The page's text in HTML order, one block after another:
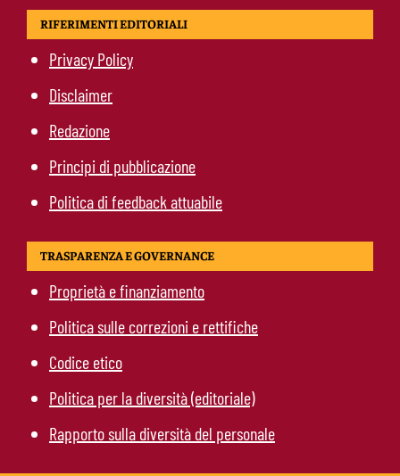
RIFERIMENTI EDITORIALI
Privacy Policy
Disclaimer
Redazione
Principi di pubblicazione
Politica di feedback attuabile
TRASPARENZA E GOVERNANCE
Proprietà e finanziamento
Politica sulle correzioni e rettifiche
Codice etico
Politica per la diversità (editoriale)
Rapporto sulla diversità del personale